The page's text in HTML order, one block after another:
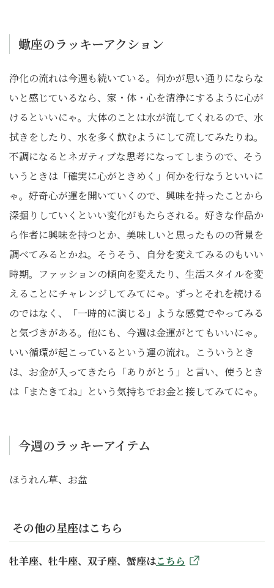
蠍座のラッキーアクション
浄化の流れは今週も続いている。何かが思い通りにならな
いと感じているなら、家・体・心を清浄にするように心が
けるといいにゃ。大体のことは水が流してくれるので、水
拭きをしたり、水を多く飲むようにして流してみたりね。
不調になるとネガティブな思考になってしまうので、そう
いうときは「確実に心がときめく」何かを行なうといいに
ゃ。好奇心が運を開いていくので、興味を持ったことから
深掘りしていくといい変化がもたらされる。好きな作品か
ら作者に興味を持つとか、美味しいと思ったものの背景を
調べてみるとかね。そうそう、自分を変えてみるのもいい
時期。ファッションの傾向を変えたり、生活スタイルを変
えることにチャレンジしてみてにゃ。ずっとそれを続ける
のではなく、「一時的に演じる」ような感覚でやってみる
と気づきがある。他にも、今週は金運がとてもいいにゃ。
いい循環が起こっているという運の流れ。こういうとき
は、お金が入ってきたら「ありがとう」と言い、使うとき
は「またきてね」という気持ちでお金と接してみてにゃ。
今週のラッキーアイテム
ほうれん草、お盆
その他の星座はこちら
牡羊座、牡牛座、双子座、蟹座はこちら